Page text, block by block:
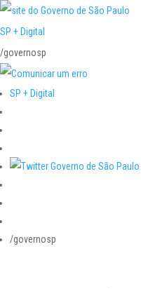
SP + Digital
/governosp
SP + Digital
/governosp